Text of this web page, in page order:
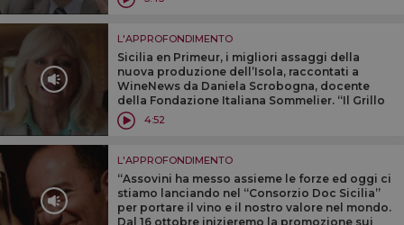
Firenze
L'APPROFONDIMENTO
Sicilia en Primeur, i migliori assaggi della
nuova produzione dell’Isola, raccontati a
WineNews da Daniela Scrobogna, docente
della Fondazione Italiana Sommelier. “Il Grillo
spicca su tutti, ma il vero patrimonio sono le
microzone”
4:52
L'APPROFONDIMENTO
“Assovini ha messo assieme le forze ed oggi ci
stiamo lanciando nel “Consorzio Doc Sicilia”
per portare il vino e il nostro valore nel mondo.
Dal 16 ottobre inizieremo la promozione sui